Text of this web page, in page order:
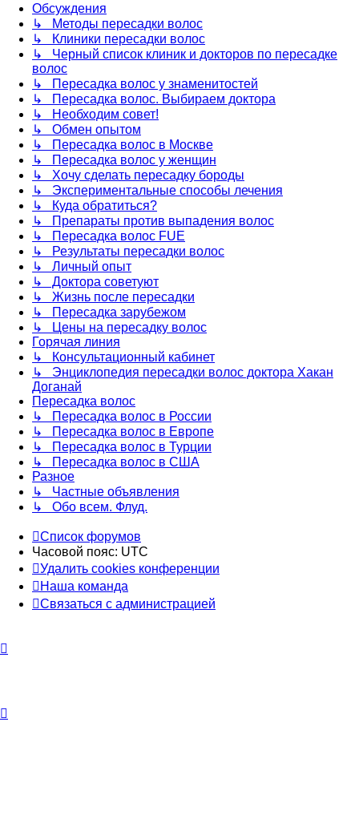
Обсуждения
↳ Методы пересадки волос
↳ Клиники пересадки волос
↳ Черный список клиник и докторов по пересадке
волос
↳ Пересадка волос у знаменитостей
↳ Пересадка волос. Выбираем доктора
↳ Необходим совет!
↳ Обмен опытом
↳ Пересадка волос в Москве
↳ Пересадка волос у женщин
↳ Хочу сделать пересадку бороды
↳ Экспериментальные способы лечения
↳ Куда обратиться?
↳ Препараты против выпадения волос
↳ Пересадка волос FUE
↳ Результаты пересадки волос
↳ Личный опыт
↳ Доктора советуют
↳ Жизнь после пересадки
↳ Пересадка зарубежом
↳ Цены на пересадку волос
Горячая линия
↳ Консультационный кабинет
↳ Энциклопедия пересадки волос доктора Хакан
Доганай
Пересадка волос
↳ Пересадка волос в России
↳ Пересадка волос в Европе
↳ Пересадка волос в Турции
↳ Пересадка волос в США
Разное
↳ Частные объявления
↳ Обо всем. Флуд.
Список форумов
Часовой пояс: UTC
Удалить cookies конференции
Наша команда
Связаться с администрацией